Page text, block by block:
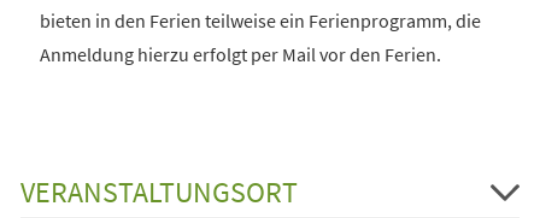
bieten in den Ferien teilweise ein Ferienprogramm, die
Anmeldung hierzu erfolgt per Mail vor den Ferien.
VERANSTALTUNGSORT